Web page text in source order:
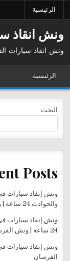
الرئيسية
ونش انقاذ
ونش انقاذ سيارات الفرسان
الرئيسية
البحث
Posts
ونش إنقاذ سيارات
والحوادث 24 ساعة | ونش الفرسان
ونش إنقاذ سيارات
24 ساعة | ونش الفرسان
الفرسان